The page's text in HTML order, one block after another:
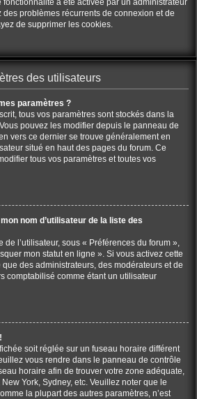
a été activée par un administrateur
des problèmes récurrents de connexion et de
de supprimer les cookies.
des utilisateurs
paramètres ?
tous vos paramètres sont stockés dans la
pouvez les modifier depuis le panneau de
vers ce dernier se trouve généralement en
situé en haut des pages du forum. Ce
tous vos paramètres et toutes vos
nom d’utilisateur de la liste des
de l’utilisateur, sous « Préférences du forum »,
mon statut en ligne ». Si vous activez cette
des administrateurs, des modérateurs et de
comptabilisé comme étant un utilisateur
soit réglée sur un fuseau horaire différent
vous rendre dans le panneau de contrôle
horaire afin de trouver votre zone adéquate,
York, Sydney, etc. Veuillez noter que le
la plupart des autres paramètres, n’est